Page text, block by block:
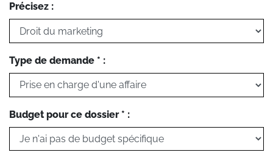
Précisez :
Type de demande * :
Budget pour ce dossier * :